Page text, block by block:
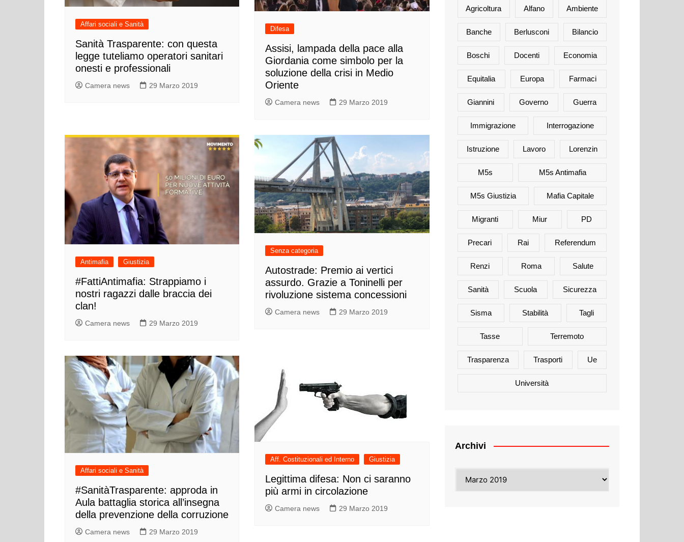
Cultura ed Istruzione
Finanze e tesoro
Giustizia
Lavori pubblici e Trasporti
Rifiuti
Affari sociali e Sanità
Sanità Trasparente: con questa
legge tuteliamo operatori sanitari
onesti e professionali
Camera news 29 Marzo 2019
Difesa
Assisi, lampada della pace alla
Giordania come simbolo per la
soluzione della crisi in Medio
Oriente
Camera news 29 Marzo 2019
Antimafia Giustizia
#FattiAntimafia: Strappiamo i
nostri ragazzi dalle braccia dei
clan!
Camera news 29 Marzo 2019
Senza categoria
Autostrade: Premio ai vertici
assurdo. Grazie a Toninelli per
rivoluzione sistema concessioni
Camera news 29 Marzo 2019
Affari sociali e Sanità
#SanitàTrasparente: approda in
Aula battaglia storica all’insegna
della prevenzione della corruzione
Camera news 29 Marzo 2019
Aff. Costituzionali ed Interno Giustizia
Legittima difesa: Non ci saranno
più armi in circolazione
Camera news 29 Marzo 2019
Agricoltura Alfano Ambiente
Banche Berlusconi Bilancio
Boschi Docenti Economia
Equitalia Europa Farmaci
Giannini Governo Guerra
Immigrazione Interrogazione
Istruzione Lavoro Lorenzin
M5s M5s Antimafia
M5s Giustizia Mafia Capitale
Migranti Miur PD
Precari Rai Referendum
Renzi Roma Salute
Sanità Scuola Sicurezza
Sisma Stabilità Tagli
Tasse Terremoto
Trasparenza Trasporti Ue
Università
Archivi